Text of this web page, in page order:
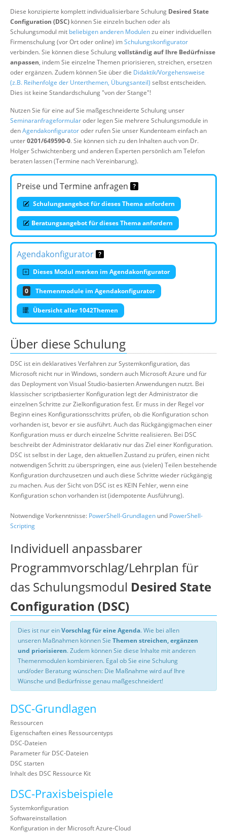
Suche
Diese konzipierte komplett individualisierbare Schulung Desired State
Configuration (DSC) können Sie einzeln buchen oder als
Schulungsmodul mit beliebigen anderen Modulenzu einer individuellen
Firmenschulung (vor Ort oder online) imSchulungskonfigurator
verbinden. Sie können diese Schulungvollständig auf Ihre Bedürfnisse
anpassen, indem Sie einzelne Themen priorisieren, streichen, ersetzen
oder ergänzen. Zudem können Sie über die Didaktik/Vorgehensweise
(z.B. Reihenfolge der Unterthemen, Übungsanteil) selbst entscheiden.
Dies ist keine Standardschulung "von der Stange"!
Nutzen Sie für eine auf Sie maßgeschneiderte Schulung unser
Seminaranfrageformularoder legen Sie mehrere Schulungsmodule in
denAgendakonfiguratoroder rufen Sie unser Kundenteam einfach an
unter0201/649590-0. Sie können sich zu den Inhalten auch von Dr.
Holger Schwichtenberg und anderen Experten persönlich am Telefon
beraten lassen (Termine nach Vereinbarung).
Preise und Termine anfragen
Schulungsangebot für dieses Thema anfordern
Beratungsangebot für dieses Thema anfordern
Agendakonfigurator
Dieses Modul merken im Agendakonfigurator
0 Themenmodule im Agendakonfigurator
Übersicht aller 1042Themen
Über diese Schulung
DSC ist ein deklaratives Verfahren zur Systemkonfiguration, das
Microsoft nicht nur in Windows, sondern auch Microsoft Azure und für
das Deployment von Visual Studio-basierten Anwendungen nutzt. Bei
klassischer scriptbasierter Konfiguration legt der Administrator die
einzelnen Schritte zur Zielkonfiguration fest. Er muss in der Regel vor
Beginn eines Konfigurationsschritts prüfen, ob die Konfiguration schon
vorhanden ist, bevor er sie ausführt. Auch das Rückgängigmachen einer
Konfiguration muss er durch einzelne Schritte realisieren. Bei DSC
beschreibt der Administrator deklarativ nur das Ziel einer Konfiguration.
DSC ist selbst in der Lage, den aktuellen Zustand zu prüfen, einen nicht
notwendigen Schritt zu überspringen, eine aus (vielen) Teilen bestehende
Konfiguration durchzusetzen und auch diese Schritte wieder rückgängig
zu machen. Aus der Sicht von DSC ist es KEIN Fehler, wenn eine
Konfiguration schon vorhanden ist (idempotente Ausführung).
Notwendige Vorkenntnisse: PowerShell-Grundlagen und PowerShell-
Scripting
Individuell anpassbarer
Programmvorschlag/Lehrplan für
das Schulungsmodul Desired State
Configuration (DSC)
Dies ist nur einVorschlag für eine Agenda. Wie bei allen
unseren Maßnahmen können Sie Themen streichen, ergänzen
und priorisieren. Zudem können Sie diese Inhalte mit anderen
Themenmodulen kombinieren. Egal ob Sie eine Schulung
und/oder Beratung wünschen: Die Maßnahme wird auf Ihre
Wünsche und Bedürfnisse genau maßgeschneidert!
DSC-Grundlagen
Ressourcen
Eigenschaften eines Ressourcentyps
DSC-Dateien
Parameter für DSC-Dateien
DSC starten
Inhalt des DSC Ressource Kit
DSC-Praxisbeispiele
Systemkonfiguration
Softwareinstallation
Konfiguration in der Microsoft Azure-Cloud